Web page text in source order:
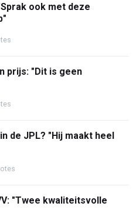
ook met deze
prijs: "Dit is geen
de JPL? "Hij maakt heel
"Twee kwaliteitsvolle